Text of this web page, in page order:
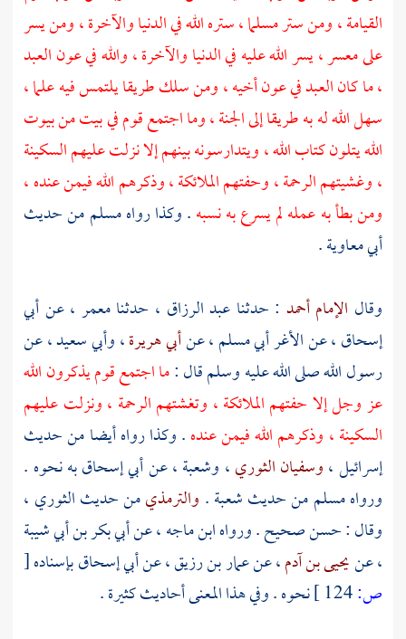
القيامة ، ومن ستر مسلما ، ستره الله في الدنيا والآخرة ، ومن يسر
على معسر ، يسر الله عليه في الدنيا والآخرة ، والله في عون العبد
، ما كان العبد في عون أخيه ، ومن سلك طريقا يلتمس فيه علما ،
سهل الله له به طريقا إلى الجنة ، وما اجتمع قوم في بيت من بيوت
الله يتلون كتاب الله ، ويتدارسونه بينهم إلا نزلت عليهم السكينة
، وغشيتهم الرحمة ، وحفتهم الملائكة ، وذكرهم الله فيمن عنده ،
ومن بطأ به عمله لم يسرع به نسبه. وكذا رواهمسلممن حديث
أبي معاوية.
وقال الإمام أحمد : حدثنا عبد الرزاق ، حدثنامعمر ، عنأبي
إسحاق، عنالأغر أبي مسلم، عنأبي هريرة،وأبي سعيد، عن
رسول الله صلى الله عليه وسلم قال :ما اجتمع قوم يذكرون الله
عز وجل إلا حفتهم الملائكة ، وتغشتهم الرحمة ، ونزلت عليهم
السكينة ، وذكرهم الله فيمن عنده. وكذا رواه أيضا من حديث
إسرائيل،وسفيان الثوري، وشعبة، عنأبي إسحاقبه نحوه .
ورواهمسلممن حديثشعبة. والترمذيمن حديثالثوري ،
وقال : حسن صحيح . ورواهابن ماجه، عنأبي بكر بن أبي شيبة
، عنيحيى بن آدم، عنعمار بن رزيق، عنأبي إسحاقبإسناده[
ص:
نحوه . وفي هذا المعنى أحاديث كثيرة .